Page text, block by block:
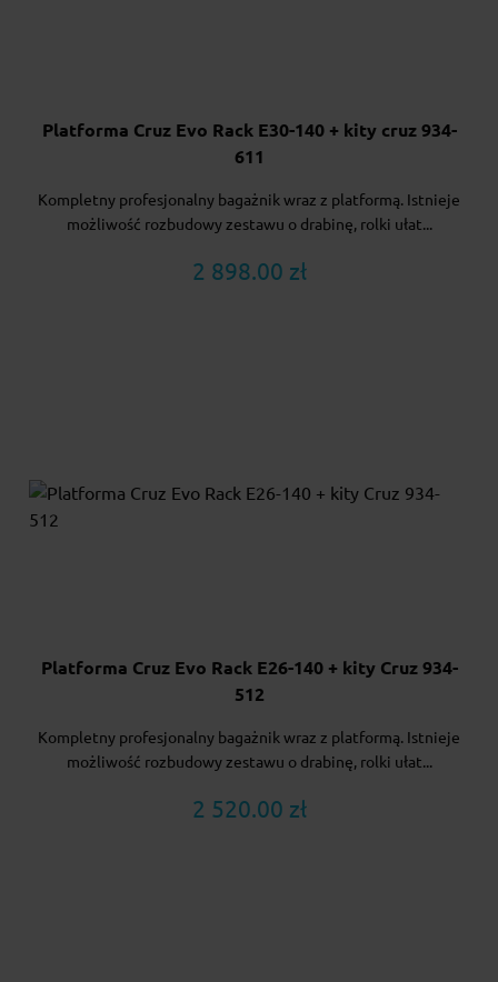
Platforma Cruz Evo Rack E30-140 + kity cruz 934-
611
Kompletny profesjonalny bagażnik wraz z platformą. Istnieje
możliwość rozbudowy zestawu o drabinę, rolki ułat...
2 898.00 zł
Platforma Cruz Evo Rack E26-140 + kity Cruz 934-
512
Kompletny profesjonalny bagażnik wraz z platformą. Istnieje
możliwość rozbudowy zestawu o drabinę, rolki ułat...
2 520.00 zł